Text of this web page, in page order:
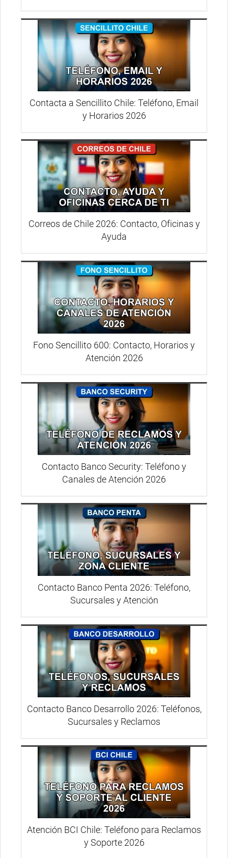
Contacta a Sencillito Chile: Teléfono, Email
y Horarios 2026
Correos de Chile 2026: Contacto, Oficinas y
Ayuda
Fono Sencillito 600: Contacto, Horarios y
Atención 2026
Contacto Banco Security: Teléfono y
Canales de Atención 2026
Contacto Banco Penta 2026: Teléfono,
Sucursales y Atención
Contacto Banco Desarrollo 2026: Teléfonos,
Sucursales y Reclamos
Atención BCI Chile: Teléfono para Reclamos
y Soporte 2026